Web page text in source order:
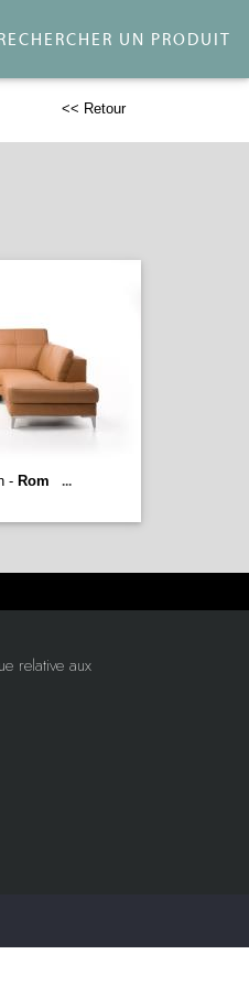
UN PRODUIT
<< Retour
- Rom
...
relative aux